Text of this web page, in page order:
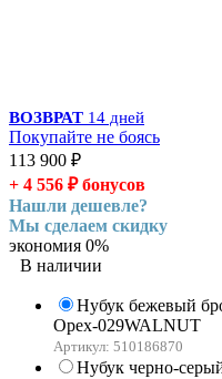
ВОЗВРАТ 14 дней
Покупайте не боясь
113 900 ₽
+ 4 556 ₽бонусов
Нашли дешевле?
Мы сделаем скидку
экономия 0%
В наличии
Нубук бежевый
Орех-029WALNUT
Артикул: 510186870
Нубук черно-